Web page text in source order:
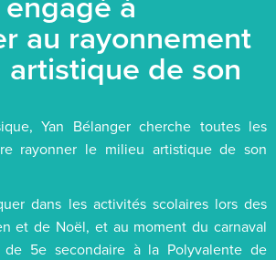
au rayonnement
de son
Yan Bélanger cherche toutes les
rayonner le milieu artistique de son
dans les activités scolaires lors des
et de Noël, et au moment du carnaval
de 5e secondaire à la Polyvalente de